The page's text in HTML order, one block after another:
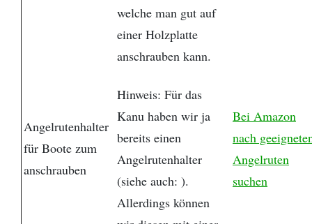
Angelrutenhalter
für Boote zum
anschrauben
welche man gut auf
einer Holzplatte
anschrauben kann.
Hinweis: Für das
Kanu haben wir ja
bereits einen
Angelrutenhalter
(siehe auch: ).
Allerdings können
Bei Amazon
nach
Angelruten
suchen